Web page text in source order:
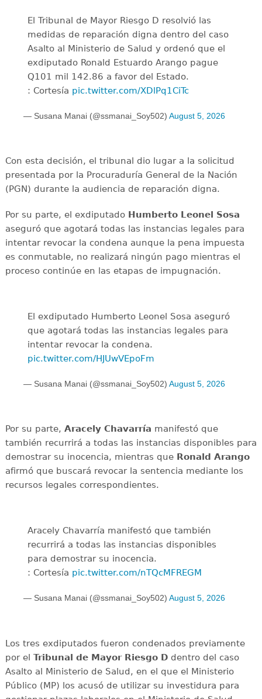
El Tribunal de Mayor Riesgo D resolvió las
medidas de reparación digna dentro del caso
Asalto al Ministerio de Salud y ordenó que el
exdiputado Ronald Estuardo Arango pague
Q101 mil 142.86 a favor del Estado.
: Cortesía pic.twitter.com/XDlPq1CiTc
— Susana Manai (@ssmanai_Soy502) August 5, 2026
Con esta decisión, el tribunal dio lugar a la solicitud
presentada por la Procuraduría General de la Nación
(PGN) durante la audiencia de reparación digna.
Por su parte, el exdiputado Humberto Leonel Sosa
aseguró que agotará todas las instancias legales para
intentar revocar la condena aunque la pena impuesta
es conmutable, no realizará ningún pago mientras el
proceso continúe en las etapas de impugnación.
El exdiputado Humberto Leonel Sosa aseguró
que agotará todas las instancias legales para
intentar revocar la condena.
pic.twitter.com/HJUwVEpoFm
— Susana Manai (@ssmanai_Soy502) August 5, 2026
Por su parte, Aracely Chavarría manifestó que
también recurrirá a todas las instancias disponibles para
demostrar su inocencia, mientras que Ronald Arango
afirmó que buscará revocar la sentencia mediante los
recursos legales correspondientes.
Aracely Chavarría manifestó que también
recurrirá a todas las instancias disponibles
para demostrar su inocencia.
: Cortesía pic.twitter.com/nTQcMFREGM
— Susana Manai (@ssmanai_Soy502) August 5, 2026
Los tres exdiputados fueron condenados previamente
por el Tribunal de Mayor Riesgo Ddentro del caso
Asalto al Ministerio de Salud, en el que el Ministerio
Público (MP) los acusó de utilizar su investidura para